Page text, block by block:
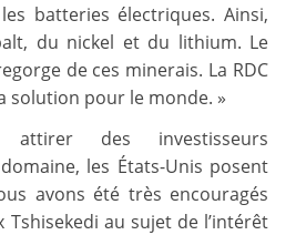
batteries électriques. Ainsi,
du nickel et du lithium. Le
de ces minerais. La RDC
solution pour le monde. »
attirer des investisseurs
les États-Unis posent
avons été très encouragés
Tshisekedi au sujet de l’intérêt